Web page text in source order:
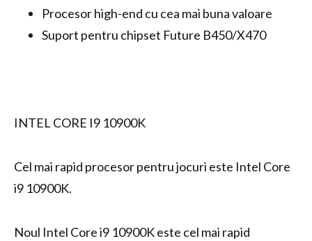
Procesor high-end cu cea mai buna valoare
Suport pentru chipset Future B450/X470
INTEL CORE I9 10900K
Cel mai rapid procesor pentru jocuri este Intel Core
i9 10900K.
Noul Intel Core i9 10900K este cel mai rapid